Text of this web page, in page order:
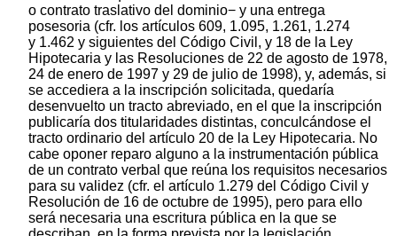
o contrato traslativo del dominio− y una entrega
posesoria (cfr. los artículos 609, 1.095, 1.261, 1.274
y 1.462 y siguientes del Código Civil, y 18 de la Ley
Hipotecaria y las Resoluciones de 22 de agosto de 1978,
24 de enero de 1997 y 29 de julio de 1998), y, además, si
se accediera a la inscripción solicitada, quedaría
desenvuelto un tracto abreviado, en el que la inscripción
publicaría dos titularidades distintas, conculcándose el
tracto ordinario del artículo 20 de la Ley Hipotecaria. No
cabe oponer reparo alguno a la instrumentación pública
de un contrato verbal que reúna los requisitos necesarios
para su validez (cfr. el artículo 1.279 del Código Civil y
Resolución de 16 de octubre de 1995), pero para ello
será necesaria una escritura pública en la que se